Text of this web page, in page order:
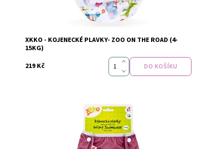
Značka: xkko
XKKO - KOJENECKÉ PLAVKY- ZOO ON THE ROAD (4-
15KG)
219 Kč
Skladem